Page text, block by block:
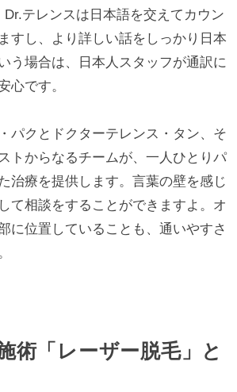
Dr.テレンスは日本語を交えてカウン
すし、より詳しい話をしっかり日本
う場合は、日本人スタッフが通訳に
心です。
パクとドクターテレンス・タン、そ
トからなるチームが、一人ひとりパ
治療を提供します。言葉の壁を感じ
て相談をすることができますよ。オ
に位置していることも、通いやすさ
術「レーザー脱毛」と